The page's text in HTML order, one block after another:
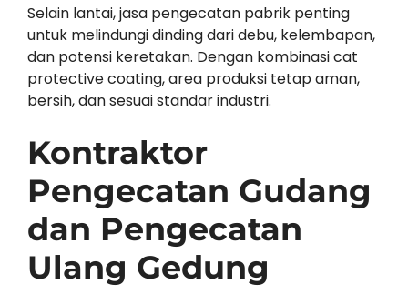
Selain lantai, jasa pengecatan pabrik penting
untuk melindungi dinding dari debu, kelembapan,
dan potensi keretakan. Dengan kombinasi cat
protective coating, area produksi tetap aman,
bersih, dan sesuai standar industri.
Kontraktor
Pengecatan Gudang
dan Pengecatan
Ulang Gedung